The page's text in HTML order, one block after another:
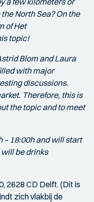
North Sea? On the
of Het
topic!
Blom and Laura
with major
discussions.
Therefore, this is
the topic and to meet
– 18:00h and will start
be drinks
2628 CD Delft. (Dit is
zich vlakbij de